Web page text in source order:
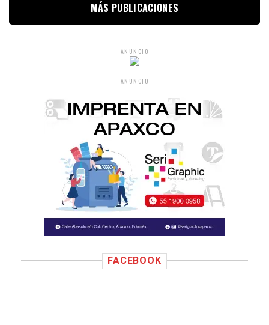
MÁS PUBLICACIONES
ANUNCIO
ANUNCIO
FACEBOOK